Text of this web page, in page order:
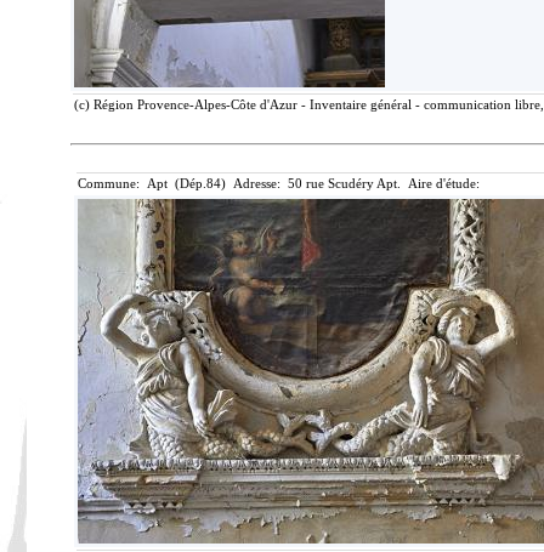
(c) Région Provence-Alpes-Côte d'Azur - Inventaire général - communication
Commune: Apt (Dép.84) Adresse: 50 rue Scudéry Apt. Aire d'étude: